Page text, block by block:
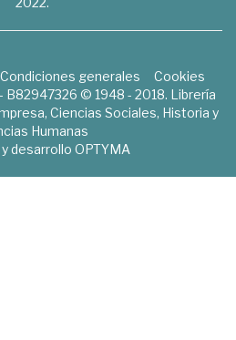
Condiciones generales
Cookies
B82947326 © 1948 - 2018. Librería
Ciencias Sociales, Historia y
Humanas
desarrollo OPTYMA